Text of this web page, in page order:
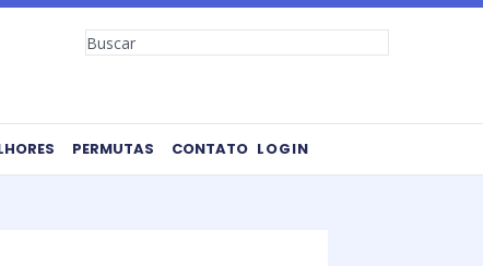
Search
PERMUTAS CONTATO LOGIN